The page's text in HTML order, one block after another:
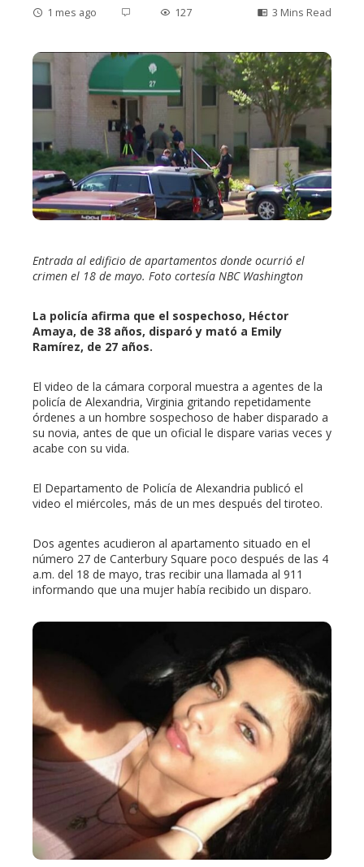
1 mes ago 127 3 Mins Read
Entrada al edificio de apartamentos donde ocurrió el
crimen el 18 de mayo. Foto cortesía NBC Washington
La policía afirma que el sospechoso, Héctor
Amaya, de 38 años, disparó y mató a Emily
Ramírez, de 27 años.
El video de la cámara corporal muestra a agentes de la
policía de Alexandria, Virginia gritando repetidamente
órdenes a un hombre sospechoso de haber disparado a
su novia, antes de que un oficial le dispare varias veces y
acabe con su vida.
El Departamento de Policía de Alexandria publicó el
video el miércoles, más de un mes después del tiroteo.
Dos agentes acudieron al apartamento situado en el
número 27 de Canterbury Square poco después de las 4
a.m. del 18 de mayo, tras recibir una llamada al 911
informando que una mujer había recibido un disparo.